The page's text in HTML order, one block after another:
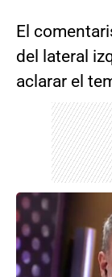
El
del lateral
aclarar el